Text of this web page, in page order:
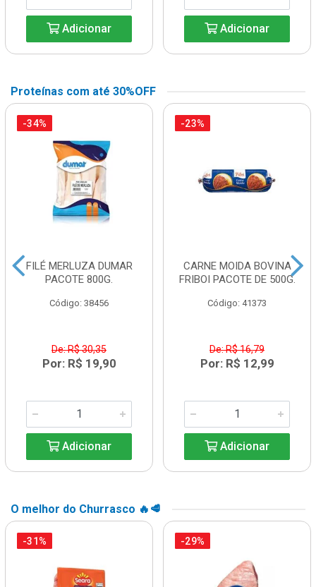
Adicionar Adicionar
Proteínas com até 30%OFF
-34%
FILÉ MERLUZA DUMAR
PACOTE 800G.
Código: 38456
De: R$ 30,35
Por: R$ 19,90
Adicionar
-23%
CARNE MOIDA BOVINA
FRIBOI PACOTE DE 500G.
Código: 41373
De: R$ 16,79
Por: R$ 12,99
Adicionar
O melhor do Churrasco 🔥🥩
-31% -29%